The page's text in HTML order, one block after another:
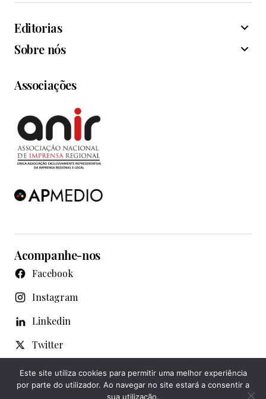
Editorias
Sobre nós
Associações
Acompanhe-nos
Facebook
Instagram
Linkedin
Twitter
WhatsApp
Youtube
Este site utiliza cookies para permitir uma melhor experiência
por parte do utilizador. Ao navegar no site estará a consentir a
sua utilização.